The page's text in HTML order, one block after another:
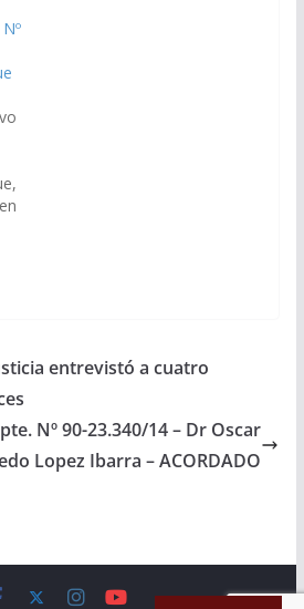
entrevistó a cuatro
Nº 90-23.340/14 – Dr Oscar
Lopez Ibarra – ACORDADO